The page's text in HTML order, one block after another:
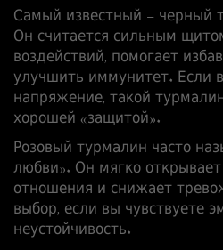
Самый известный – черный
Он считается сильным
воздействий, помогает
улучшить иммунитет. Если
напряжение, такой
хорошей «защитой».
Розовый турмалин часто
любви». Он мягко
отношения и снижает
выбор, если вы чувствуете
неустойчивость.